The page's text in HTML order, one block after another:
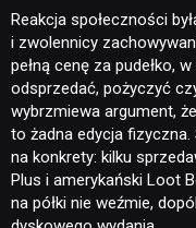
Reakcja społeczności
i zwolennicy
pełną cenę za pudełko,
odsprzedać, pożyczyć
wybrzmiewa argument,
to żadna edycja fizyczna.
na konkrety: kilku
Plus i amerykański Loot
na półki nie weźmie,